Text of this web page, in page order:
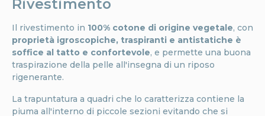
Rivestimento
Il rivestimento in 100% cotone di origine vegetale, con
proprietà igroscopiche, traspiranti e antistatiche è
soffice al tatto e confortevole, e permette una buona
traspirazione della pelle all'insegna di un riposo
rigenerante.
La trapuntatura a quadri che lo caratterizza contiene la
piuma all'interno di piccole sezioni evitando che si